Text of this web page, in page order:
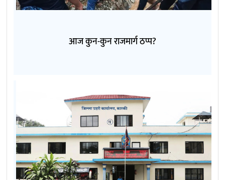
आज कुन-कुन राजमार्ग ठप्प?